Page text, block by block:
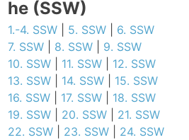
he (SSW)
1.-4. SSW 5. SSW
6. SSW
7. SSW
8. SSW
9. SSW
10. SSW
11. SSW
12. SSW
13. SSW
14. SSW
15. SSW
16. SSW
17. SSW
18. SSW
19. SSW
20. SSW
21. SSW
22. SSW
23. SSW
24. SSW